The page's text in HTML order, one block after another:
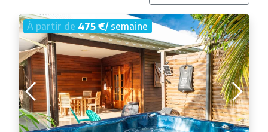
À partir de 475 €/ semaine